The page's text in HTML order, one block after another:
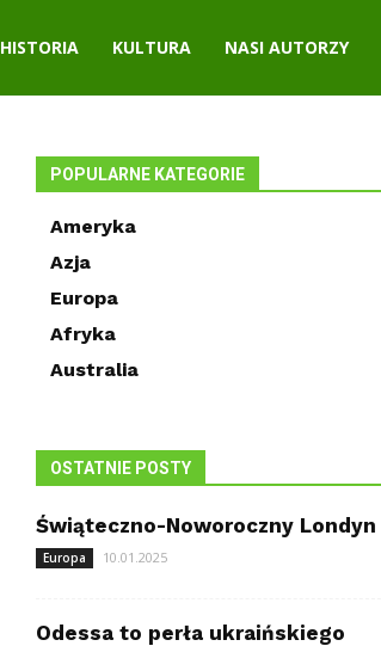
HISTORIA KULTURA NASI AUTORZY
POPULARNE KATEGORIE
Ameryka
Azja
Europa
Afryka
Australia
OSTATNIE POSTY
Świąteczno-Noworoczny Londyn
Europa 10.01.2025
Odessa to perła ukraińskiego